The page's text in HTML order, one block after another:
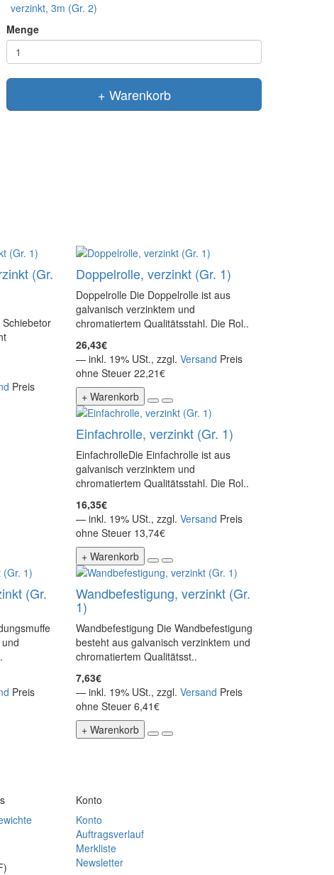
verzinkt, 3m (Gr. 2)
Menge
+ Warenkorb
(Gr.
Preis
Doppelrolle, verzinkt (Gr. 1)
Doppelrolle Die Doppelrolle ist aus
galvanisch verzinktem und
chromatiertem Qualitätsstahl. Die Rol..
26,43€
— inkl. 19% USt., zzgl. Versand Preis
ohne Steuer 22,21€
+ Warenkorb
Einfachrolle, verzinkt (Gr. 1)
EinfachrolleDie Einfachrolle ist aus
galvanisch verzinktem und
chromatiertem Qualitätsstahl. Die Rol..
16,35€
— inkl. 19% USt., zzgl. Versand Preis
ohne Steuer 13,74€
+ Warenkorb
(Gr.
Preis
Wandbefestigung, verzinkt (Gr.
1)
Wandbefestigung Die Wandbefestigung
besteht aus galvanisch verzinktem und
chromatiertem Qualitätsst..
7,63€
— inkl. 19% USt., zzgl. Versand Preis
ohne Steuer 6,41€
+ Warenkorb
Konto
Konto
Auftragsverlauf
Merkliste
Newsletter